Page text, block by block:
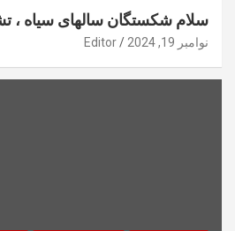
سلام شکستگان سالهای سیاه ،
نوامبر 19, 2024 Editor